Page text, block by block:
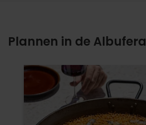
Plannen in de Albufera